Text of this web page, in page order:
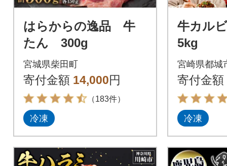
はらからの逸品 牛
たん 300g
宮城県柴田町
寄付金額 14,000円
（183件）
冷凍
牛カル
5kg
宮崎県都城
寄付金額
冷凍